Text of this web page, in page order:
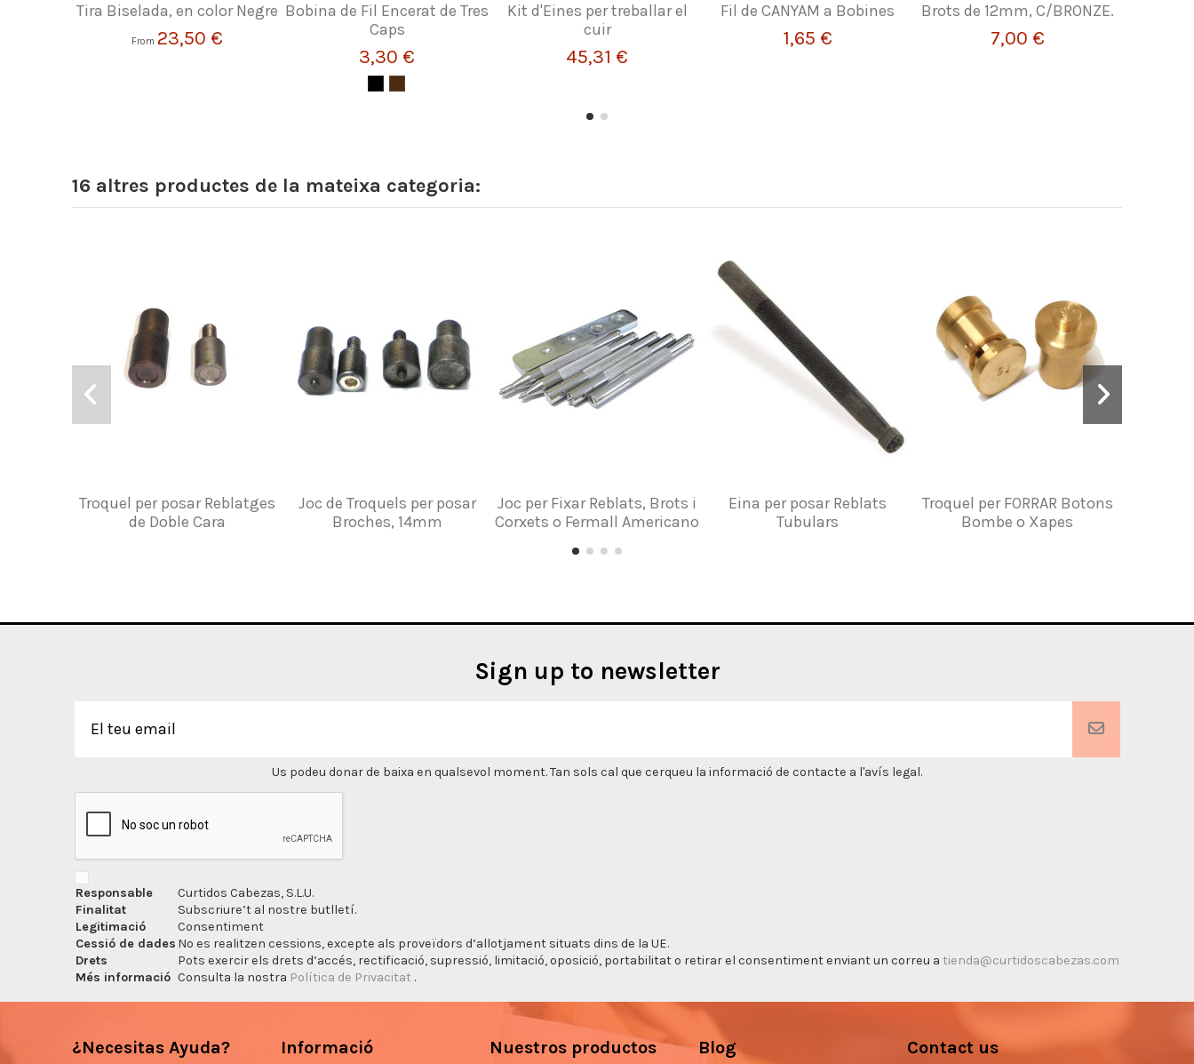
Tira Biselada, en color Negre
From 23,50 €
Bobina de Fil Encerat de Tres
Caps
3,30 €
Kit d'Eines per treballar el
cuir
45,31 €
Fil de CANYAM a Bobines
1,65 €
Brots de 12mm, C/BRONZE.
7,00 €
16 altres productes de la mateixa categoria:
Troquel per posar Reblatges
de Doble Cara
Joc de Troquels per posar
Broches, 14mm
Joc per Fixar Reblats, Brots i
Corxets o Fermall Americano
Eina per posar Reblats
Tubulars
Troquel per FORRAR Botons
Bombe o Xapes
Sign up to newsletter
Us podeu donar de baixa en qualsevol moment. Tan sols cal que cerqueu la informació de contacte a l'avís legal.
Responsable
Curtidos Cabezas, S.L.U.
Finalitat
Subscriure’t al nostre butlletí.
Legitimació
Consentiment
Cessió de dades No es realitzen cessions, excepte als proveïdors d’allotjament situats dins de la UE.
Drets
Pots exercir els drets d’accés, rectificació, supressió, limitació, oposició, portabilitat o retirar el consentiment enviant un correu a tienda@curtidoscabezas.com
Més informació Consulta la nostra Política de Privacitat .
¿Necesitas Ayuda? Informació Nuestros productos Blog Contact us